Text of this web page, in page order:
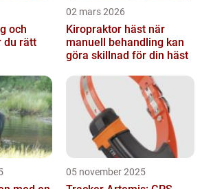
och
du rätt
02 mars 2026
Kiropraktor häst när
manuell behandling kan
göra skillnad för din häst
05 november 2025